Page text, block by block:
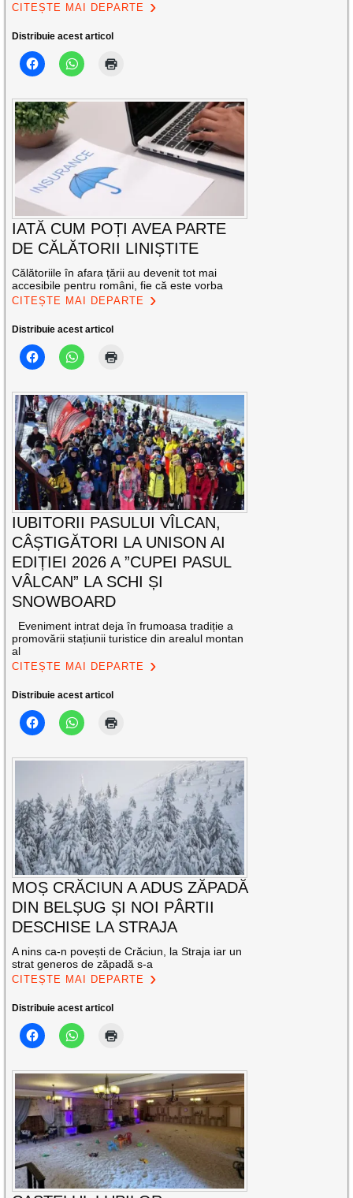
CITEȘTE MAI DEPARTE
Distribuie acest articol
IATĂ CUM POȚI AVEA PARTE
DE CĂLĂTORII LINIȘTITE
Călătoriile în afara țării au devenit tot mai
accesibile pentru români, fie că este vorba
CITEȘTE MAI DEPARTE
Distribuie acest articol
IUBITORII PASULUI VÎLCAN,
CÂȘTIGĂTORI LA UNISON AI
EDIȚIEI 2026 A ”CUPEI PASUL
VÂLCAN” LA SCHI ȘI
SNOWBOARD
Eveniment intrat deja în frumoasa tradiție a
promovării stațiunii turistice din arealul montan
al
CITEȘTE MAI DEPARTE
Distribuie acest articol
MOȘ CRĂCIUN A ADUS ZĂPADĂ
DIN BELȘUG ȘI NOI PÂRTII
DESCHISE LA STRAJA
A nins ca-n povești de Crăciun, la Straja iar un
strat generos de zăpadă s-a
CITEȘTE MAI DEPARTE
Distribuie acest articol